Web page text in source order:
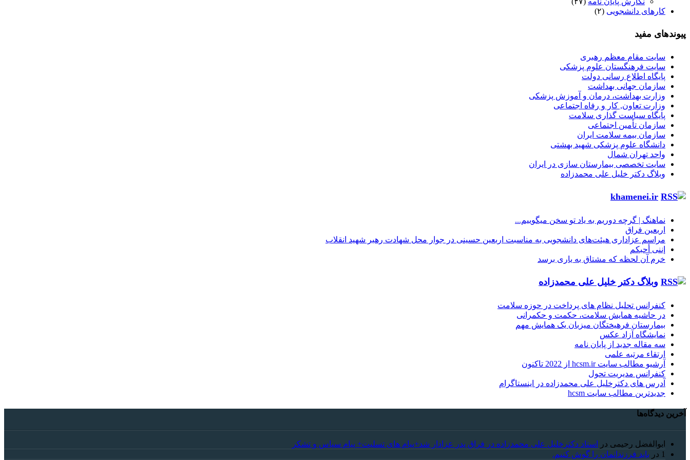
کارهای دانشجویی (۲)
پیوندهای مفید
سایت مقام معظم رهبری
سایت فرهنگستان علوم پزشکی
پایگاه اطلاع رسانی دولت
سازمان جهانی بهداشت
وزارت بهداشت، درمان و آموزش پزشکی
وزارت تعاون, کار و رفاه اجتماعی
پایگاه سیاست گذاری سلامت
سازمان تأمین اجتماعی
سازمان بیمه سلامت ایران
دانشگاه علوم پزشکی شهید بهشتی
واحد تهران شمال
سایت تخصصی بیمارستان سازی در ایران
وبلاگ دکتر خلیل علی محمدزاده
khamenei.ir
نماهنگ |‌ گرچه دوریم به یاد تو سخن میگوییم...
اربعین فراق
مراسم عزاداری هیئت‌های دانشجویی به مناسبت اربعین حسینی در جوار محل شهادت رهبر شهید انقلاب
إننی أحبکم
خرم آن لحظه که مشتاق به یاری برسد
وبلاگ دکتر خلیل علی محمدزاده
کنفرانس تحلیل نظام های پرداخت در حوزه سلامت
در حاشیه همایش سلامت، حکمت و حکمرانی
بیمارستان فرهیختگان میزبان یک همایش مهم
نمایشگاه آزاد عکس
سه مقاله جدید از پایان نامه
ارتقاء مرتبه علمی
آرشیو مطالب سایت hcsm.ir از 2022 تاکنون
کنفرانس مدیریت تحول
آدرس های دکترخلیل علی محمدزاده در اینستاگرام
جدیدترین مطالب سایت hcsm
آخرین دیدگاه‌ها
ابوالفضل رحیمی در
استاد دکترخلیل علی محمدزاده در فراق پدر عزادار شد+پیام های تسلیت+ پیام سپاس و تشکر
1 در باید فرزندانمان را گوش کنیم.